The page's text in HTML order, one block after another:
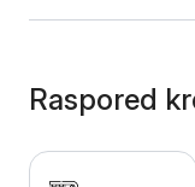
indukciona ploča i
Dnevni boravak
njemu ćete moći
prateći sva
Raspored